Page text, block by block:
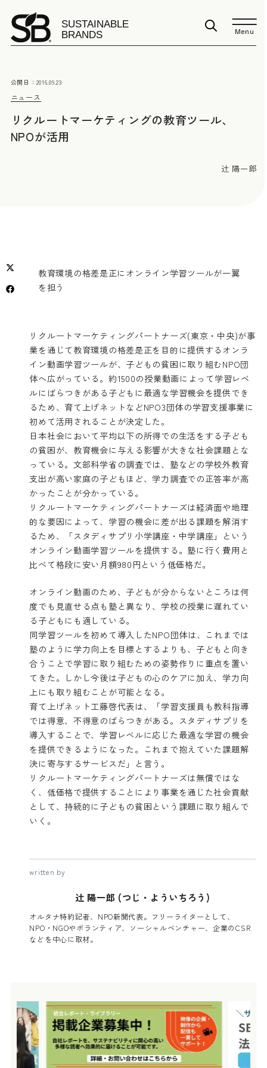
Menu
ニュース
公開日： 2016.09.23
リクルートマーケティングの教育ツール、
NPOが活用
辻 陽一郎
教育環境の格差是正にオンライン学習ツールが一翼
を担う
リクルートマーケティングパートナーズ(東京・中央)が事
業を通じて教育環境の格差是正を目的に提供するオンラ
イン動画学習ツールが、子どもの貧困に取り組むNPO団
体へ広がっている。約1500の授業動画によって学習レベ
ルにばらつきがある子どもに最適な学習機会を提供でき
るため、育て上げネットなどNPO3団体の学習支援事業に
初めて活用されることが決定した。
日本社会において平均以下の所得での生活をする子ども
の貧困が、教育機会に与える影響が大きな社会課題とな
っている。文部科学省の調査では、塾などの学校外教育
支出が高い家庭の子どもほど、学力調査での正答率が高
かったことが分かっている。
リクルートマーケティングパートナーズは経済面や地理
的な要因によって、学習の機会に差が出る課題を解消す
るため、「スタディサプリ小学講座・中学講座」という
オンライン動画学習ツールを提供する。塾に行く費用と
比べて格段に安い月額980円という低価格だ。
オンライン動画のため、子どもが分からないところは何
度でも見直せる点も塾と異なり、学校の授業に遅れてい
る子どもにも適している。
同学習ツールを初めて導入したNPO団体は、これまでは
塾のように学力向上を目標とするよりも、子どもと向き
合うことで学習に取り組むための姿勢作りに重点を置い
てきた。しかし今後は子どもの心のケアに加え、学力向
上にも取り組むことが可能となる。
育て上げネット工藤啓代表は、「学習支援員も教科指導
では得意、不得意のばらつきがある。スタディサプリを
導入することで、学習レベルに応じた最適な学習の機会
を提供できるようになった。これまで抱えていた課題解
決に寄与するサービスだ」と言う。
リクルートマーケティングパートナーズは無償ではな
く、低価格で提供することにより事業を通じた社会貢献
として、持続的に子どもの貧困という課題に取り組んで
いく。
written by
辻 陽一郎 (つじ・よういちろう)
オルタナ特約記者、NPO新聞代表。フリーライターとして、
NPO・NGOやボランティア、ソーシャルベンチャー、企業のCSR
などを中心に取材。